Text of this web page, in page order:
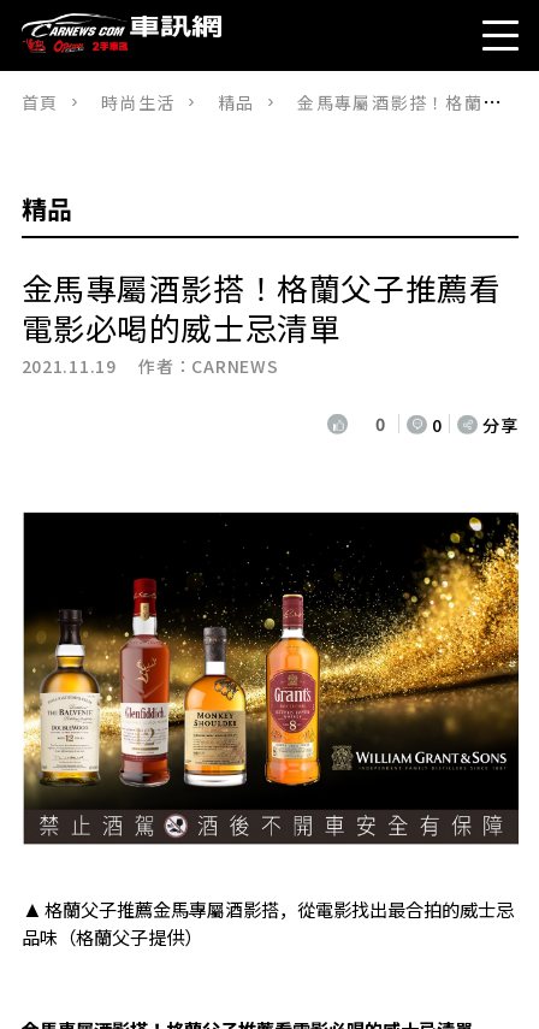
首頁 時尚生活 精品 金馬專屬酒影搭！格蘭父子推薦看電影必喝的威士忌清單
精品
金馬專屬酒影搭！格蘭父子推薦看
電影必喝的威士忌清單
2021.11.19 作者： CARNEWS
0 0 分享
▲ 格蘭父子推薦金馬專屬酒影搭，從電影找出最合拍的威士忌
品味（格蘭父子提供）